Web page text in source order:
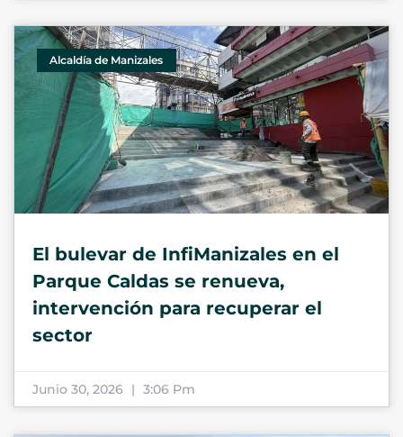
Alcaldía de Manizales
El bulevar de InfiManizales en el
Parque Caldas se renueva,
intervención para recuperar el
sector
Junio 30, 2026 3:06 Pm